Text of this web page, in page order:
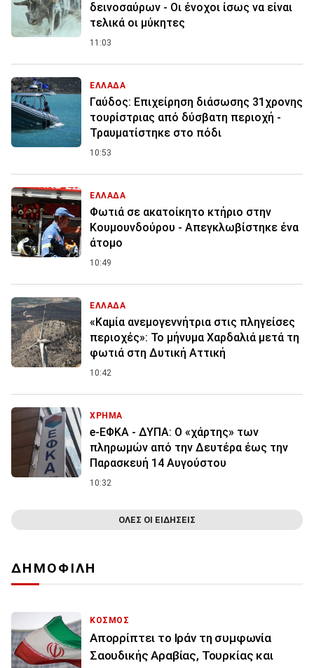
δεινοσαύρων - Οι ένοχοι ίσως να είναι
τελικά οι μύκητες
11:03
ΕΛΛΑΔΑ
Γαύδος: Επιχείρηση διάσωσης 31χρονης
τουρίστριας από δύσβατη περιοχή -
Τραυματίστηκε στο πόδι
10:53
ΕΛΛΑΔΑ
Φωτιά σε ακατοίκητο κτήριο στην
Κουμουνδούρου - Απεγκλωβίστηκε ένα
άτομο
10:49
ΕΛΛΑΔΑ
«Καμία ανεμογεννήτρια στις πληγείσες
περιοχές»: Το μήνυμα Χαρδαλιά μετά τη
φωτιά στη Δυτική Αττική
10:42
ΧΡΗΜΑ
e-ΕΦΚΑ - ΔΥΠΑ: Ο «χάρτης» των
πληρωμών από την Δευτέρα έως την
Παρασκευή 14 Αυγούστου
10:32
ΟΛΕΣ ΟΙ ΕΙΔΗΣΕΙΣ
ΔΗΜΟΦΙΛΗ
ΚΟΣΜΟΣ
Απορρίπτει το Ιράν τη συμφωνία
Σαουδικής Αραβίας, Τουρκίας και